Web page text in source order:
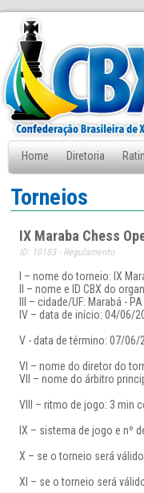
Home Diretoria
Fale Conosco
Torneios
IX Maraba Chess
ID: 10183 - Regulamento
I – nome do torneio: IX
II – nome e ID CBX do
III – cidade/UF: Marabá - PA
IV – data de início: 04/06/
V - data de término: 07/06/
VI – nome do diretor do
VII – nome do árbitro
VIII – ritmo de jogo: 3 min
IX – sistema de jogo e nº
X – se o torneio será válido
XI – se o torneio será